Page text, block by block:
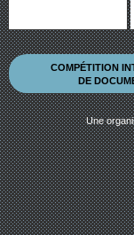
COMPÉTITION
DE
Une